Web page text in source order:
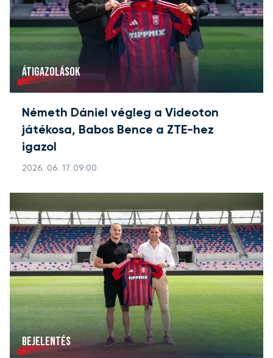
ÁTIGAZOLÁSOK
Németh Dániel végleg a Videoton
játékosa, Babos Bence a ZTE-hez
igazol
2026. 06. 17. 09:00
BEJELENTÉS